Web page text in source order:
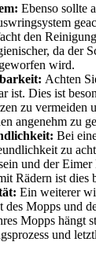
Ebenso sollte
den
da der
wird.
Achten
ist. Dies ist
zu vermeiden
angenehm zu
Bei
zu
und der
Rädern ist dies
Ein weiterer
des Mopps und
Mopps hängt
und